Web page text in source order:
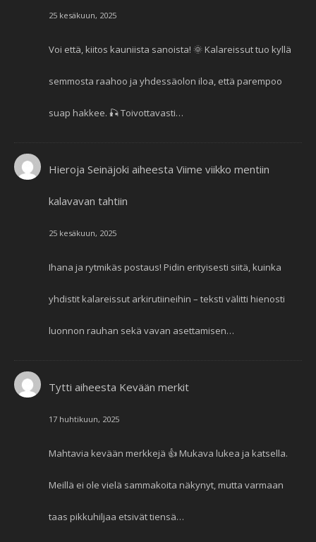
25 kesäkuun, 2025
Voi että, kiitos kauniista sanoista! 🌞 Kalareissut tuo kyllä
semmosta raahoo ja yhdessäolon iloa, että parempoo
suap hakkee. 🎣 Toivottavasti…
Hieroja Seinäjoki aiheesta Viime viikko mentiin
kalavavan tahtiin
25 kesäkuun, 2025
Ihana ja rytmikäs postaus! Pidin erityisesti siitä, kuinka
yhdistit kalareissut arkirutiineihin – teksti välitti hienosti
luonnon rauhan sekä vavan asettamisen…
Tytti aiheesta Kevään merkit
17 huhtikuun, 2025
Mahtavia kevään merkkejä 👍 Mukava lukea ja katsella.
Meillä ei ole vielä sammakoita näkynyt, mutta varmaan
taas pikkuhiljaa etsivät tiensä…